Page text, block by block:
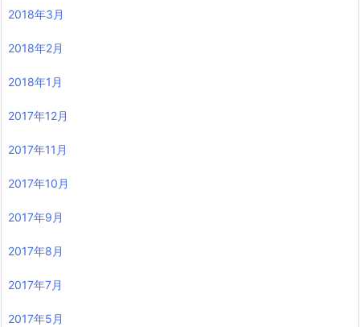
2018年3月
2018年2月
2018年1月
2017年12月
2017年11月
2017年10月
2017年9月
2017年8月
2017年7月
2017年5月